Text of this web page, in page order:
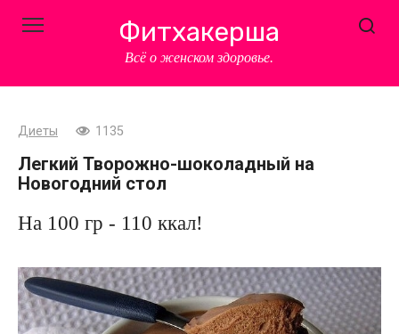
Фитхакерша
Всё о женском здоровье.
Диеты 1135
Легкий Творожно-шоколадный на
Новогодний стол
На 100 гр - 110 ккал!